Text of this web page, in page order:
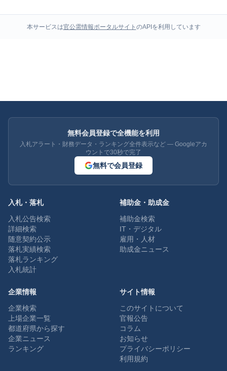
本サービスは官公需情報ポータルサイト のAPIを利用しています
無料会員登録で全機能を利用
入札アラート・財務データ・ランキング全件表示など — Googleアカ
ウントで30秒で完了
無料で会員登録
入札・落札
入札公告検索
詳細検索
随意契約公示
落札実績検索
落札ランキング
入札統計
補助金・助成金
補助金検索
IT・デジタル
雇用・人材
助成金ニュース
企業情報
企業検索
上場企業一覧
都道府県から探す
企業ニュース
ランキング
サイト情報
このサイトについて
官報公告
コラム
お知らせ
プライバシーポリシー
利用規約